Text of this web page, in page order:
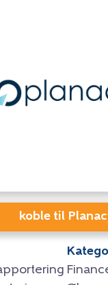
koble til